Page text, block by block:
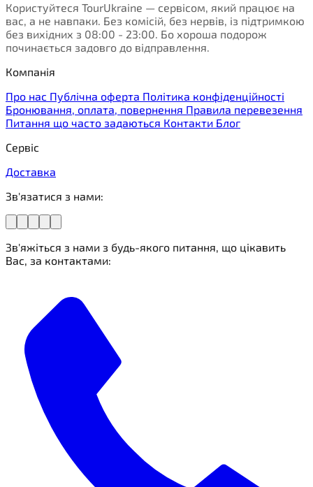
Користуйтеся TourUkraine — сервісом, який працює на
вас, а не навпаки. Без комісій, без нервів, із підтримкою
без вихідних з 08:00 - 23:00. Бо хороша подорож
починається задовго до відправлення.
Компанія
Про нас Публічна оферта Політика конфіденційності
Бронювання, оплата, повернення Правила перевезення
Питання що часто задаються Контакти Блог
Сервіс
Доставка
Зв'язатися з нами:
Зв'яжіться з нами з будь-якого питання, що цікавить
Вас, за контактами: